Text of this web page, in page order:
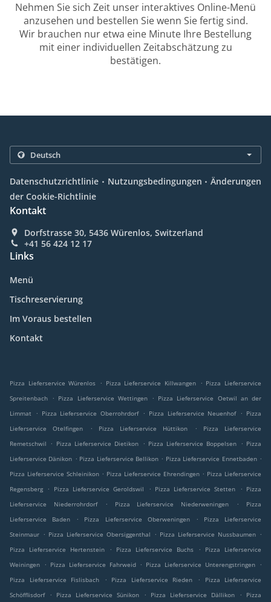
Nehmen Sie sich Zeit unser interaktives Online-Menü
anzusehen und bestellen Sie wenn Sie fertig sind.
Wir brauchen nur etwa eine Minute Ihre Bestellung
mit einer individuellen Zeitabschätzung zu
bestätigen.
Datenschutzrichtlinie . Nutzungsbedingungen . Änderungen
der Cookie-Richtlinie
Kontakt
Dorfstrasse 30, 5436 Würenlos, Switzerland
+41 56 424 12 17
Links
Menü
Tischreservierung
Im Voraus bestellen
Kontakt
Pizza Lieferservice Würenlos . Pizza Lieferservice Killwangen . Pizza Lieferservice
Spreitenbach
. Pizza Lieferservice Wettingen . Pizza Lieferservice Oetwil an der
Limmat
. Pizza Lieferservice Oberrohrdorf . Pizza Lieferservice Neuenhof . Pizza
Lieferservice Otelfingen
. Pizza Lieferservice Hüttikon .
Pizza Lieferservice
Remetschwil
. Pizza Lieferservice Dietikon . Pizza Lieferservice Boppelsen . Pizza
Lieferservice Dänikon . Pizza Lieferservice Bellikon . Pizza Lieferservice Ennetbaden .
Pizza Lieferservice Schleinikon . Pizza Lieferservice Ehrendingen . Pizza Lieferservice
Regensberg
. Pizza Lieferservice Geroldswil . Pizza Lieferservice Stetten . Pizza
Lieferservice Niederrohrdorf
. Pizza Lieferservice Niederweningen .
Pizza
Lieferservice Baden
. Pizza Lieferservice Oberweningen .
Pizza Lieferservice
Steinmaur . Pizza Lieferservice Obersiggenthal . Pizza Lieferservice Nussbaumen .
Pizza Lieferservice Hertenstein
. Pizza Lieferservice Buchs .
Pizza Lieferservice
Weiningen
. Pizza Lieferservice Fahrweid . Pizza Lieferservice Unterengstringen
.
Pizza Lieferservice Fislisbach
. Pizza Lieferservice Rieden .
Pizza Lieferservice
Schöfflisdorf
. Pizza Lieferservice Sünikon . Pizza Lieferservice Dällikon . Pizza